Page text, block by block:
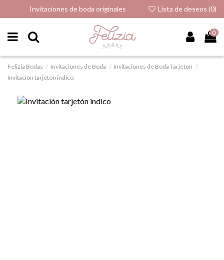
Invitaciones de boda originales Lista de deseos (0)
0
Felizia Bodas Invitaciones de Boda
Invitaciones de Boda Tarjetón
Invitación tarjetón indico